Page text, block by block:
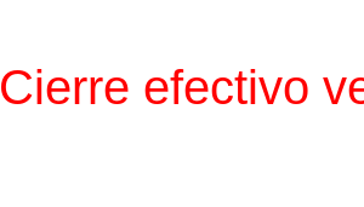
Cierre efectivo